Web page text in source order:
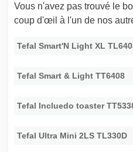
Vous n'avez pas trouvé le
coup d'œil à l'un de nos
Tefal Smart'N Light XL
Tefal Smart & Light TT6408
Tefal Incluedo toaster
Tefal Ultra Mini 2LS TL330D